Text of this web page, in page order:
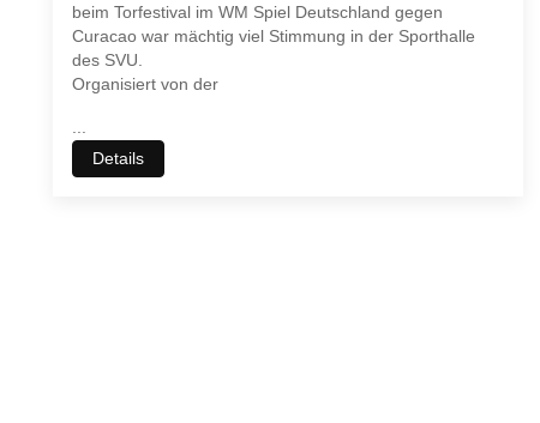
beim Torfestival im WM Spiel Deutschland gegen
Curacao war mächtig viel Stimmung in der Sporthalle
des SVU.
Organisiert von der
...
Details